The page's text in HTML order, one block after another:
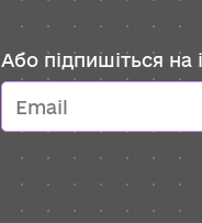
Або підпишіться